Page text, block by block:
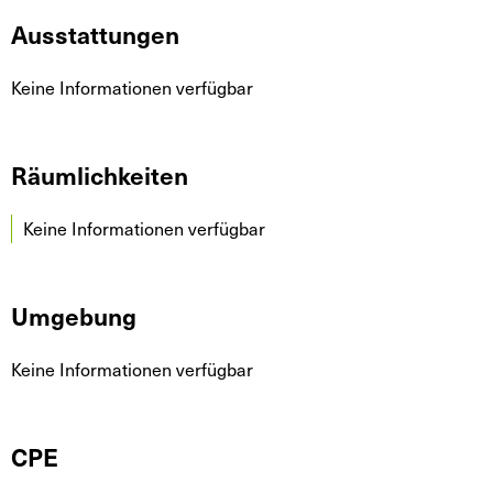
Ausstattungen
Keine Informationen verfügbar
Räumlichkeiten
Keine Informationen verfügbar
Umgebung
Keine Informationen verfügbar
CPE